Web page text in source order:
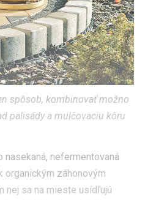
spôsob, kombinovať možno
palisády a mulčovaciu kôru
nasekaná, nefermentovaná
organickým záhonovým
nej sa na mieste usídľujú